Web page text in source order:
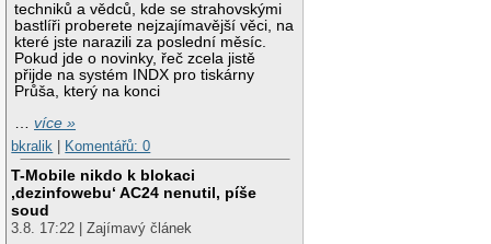
techniků a vědců, kde se strahovskými
bastlíři proberete nejzajímavější věci, na
které jste narazili za poslední měsíc.
Pokud jde o novinky, řeč zcela jistě
přijde na systém INDX pro tiskárny
Průša, který na konci
…více »
bkralik
Komentářů: 0
T-Mobile nikdo k blokaci
‚dezinfowebu‘ AC24 nenutil, píše
soud
3.8. 17:22 | Zajímavý článek